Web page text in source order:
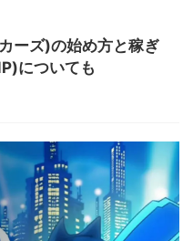
ーズ)の始め方と稼ぎ
についても